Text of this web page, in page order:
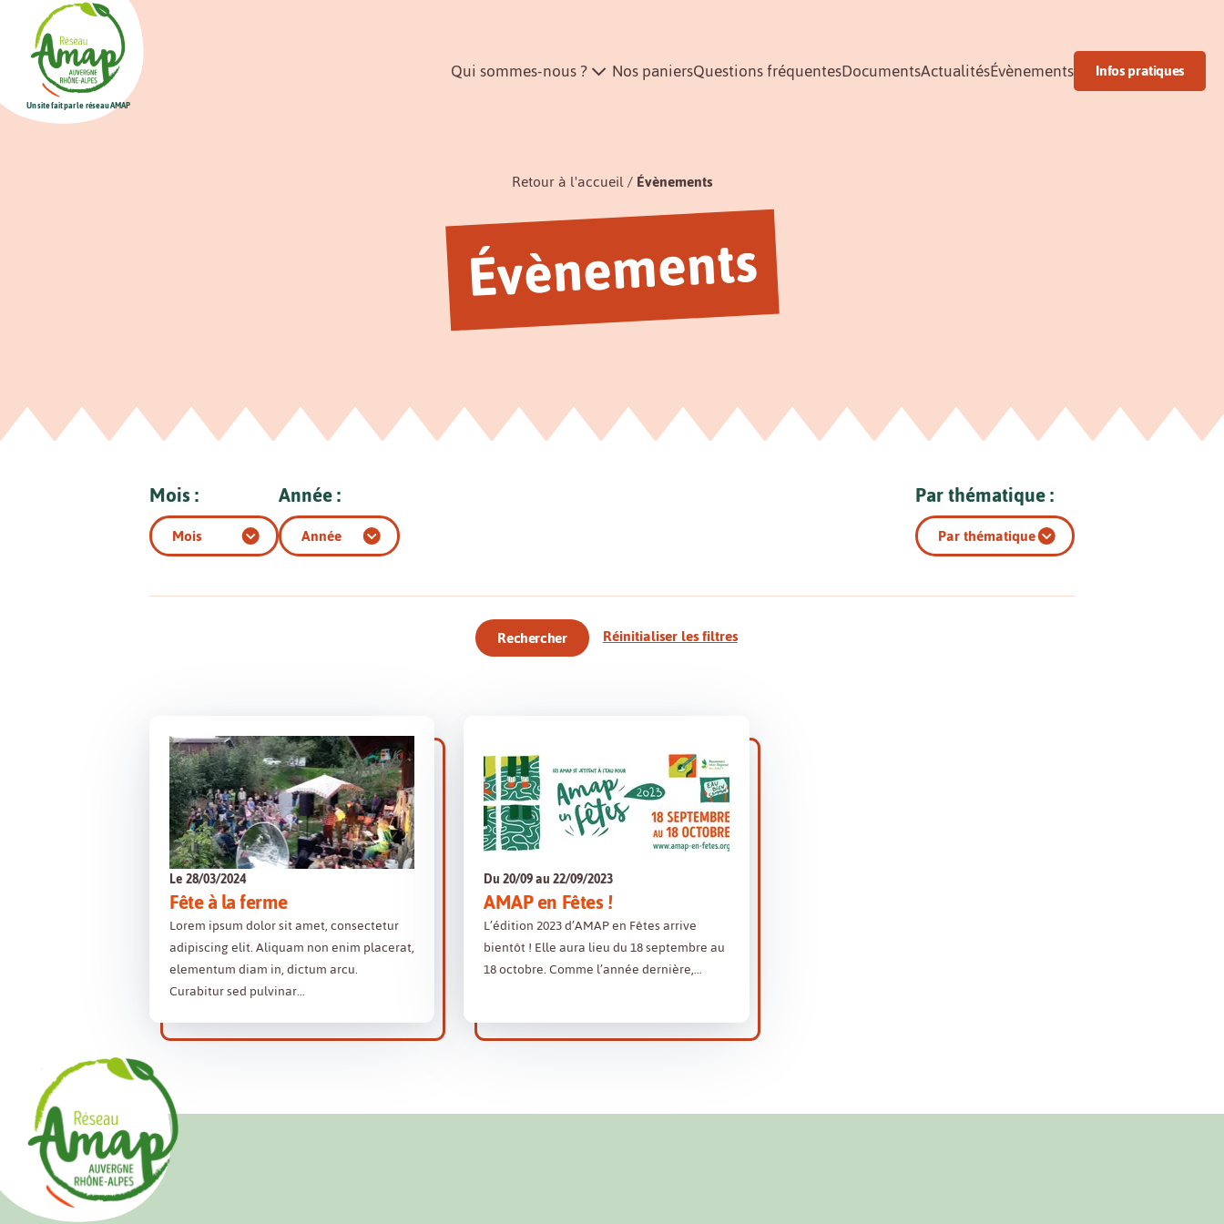
Un site fait par le réseau AMAP
Qui sommes-nous ? Nos paniersQuestions fréquentesDocumentsActualitésÉvènements Infos pratiques
Retour à l'accueil Évènements
Évènements
Mois : Année : Par thématique :
Rechercher Réinitialiser les filtres
Le 28/03/2024
Fête à la ferme
Lorem ipsum dolor sit amet, consectetur
adipiscing elit. Aliquam non enim placerat,
elementum diam in, dictum arcu.
Curabitur sed pulvinar…
Du 20/09 au 22/09/2023
AMAP en Fêtes !
L’édition 2023 d’AMAP en Fêtes arrive
bientôt ! Elle aura lieu du 18 septembre au
18 octobre. Comme l’année dernière,…